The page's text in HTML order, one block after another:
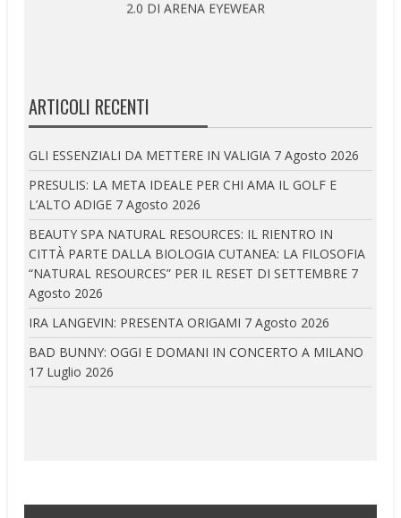
ARTICOLI RECENTI
GLI ESSENZIALI DA METTERE IN VALIGIA 7 Agosto 2026
PRESULIS: LA META IDEALE PER CHI AMA IL GOLF E
L’ALTO ADIGE 7 Agosto 2026
BEAUTY SPA NATURAL RESOURCES: IL RIENTRO IN
CITTÀ PARTE DALLA BIOLOGIA CUTANEA: LA FILOSOFIA
“NATURAL RESOURCES” PER IL RESET DI SETTEMBRE 7
Agosto 2026
IRA LANGEVIN: PRESENTA ORIGAMI 7 Agosto 2026
BAD BUNNY: OGGI E DOMANI IN CONCERTO A MILANO
17 Luglio 2026